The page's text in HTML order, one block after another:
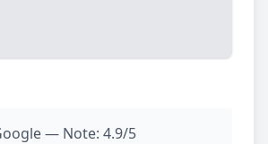
— Note: 4.9/5